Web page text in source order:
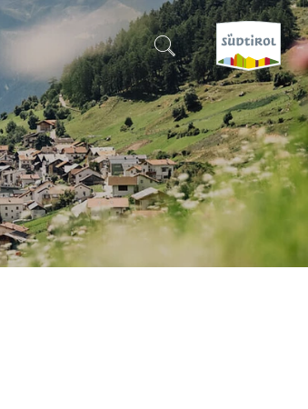
CERCA E PRENOTA
SCOPRI L'ALTO ADIGE
QUANDO?
-